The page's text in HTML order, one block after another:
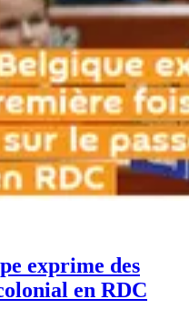
exprime des
en RDC